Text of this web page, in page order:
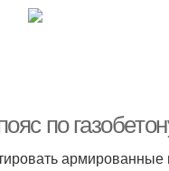
по
армированные